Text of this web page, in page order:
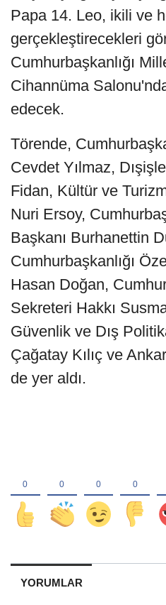
Papa 14. Leo, ikili ve
gerçekleştirecekleri
Cumhurbaşkanlığı
Cihannüma
edecek.
Törende,
Cevdet Yılmaz,
Fidan, Kültür ve
Nuri Ersoy,
Başkanı Burhanettin
Cumhurbaşkanlığı
Hasan Doğan,
Sekreteri Hakkı
Güvenlik ve Dış
Çağatay Kılıç ve
de yer aldı.
YORUMLAR